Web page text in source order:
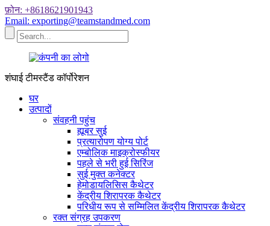
फ़ोन: +8618621901943
Email: exporting@teamstandmed.com
शंघाई टीमस्टैंड कॉर्पोरेशन
घर
उत्पादों
संवहनी पहुंच
ह्यूबर सुई
प्रत्यारोपण योग्य पोर्ट
एम्बोलिक माइक्रोस्फीयर
पहले से भरी हुई सिरिंज
सुई मुक्त कनेक्टर
हेमोडायलिसिस कैथेटर
केंद्रीय शिरापरक कैथेटर
परिधीय रूप से सम्मिलित केंद्रीय शिरापरक कैथेटर
रक्त संग्रह उपकरण